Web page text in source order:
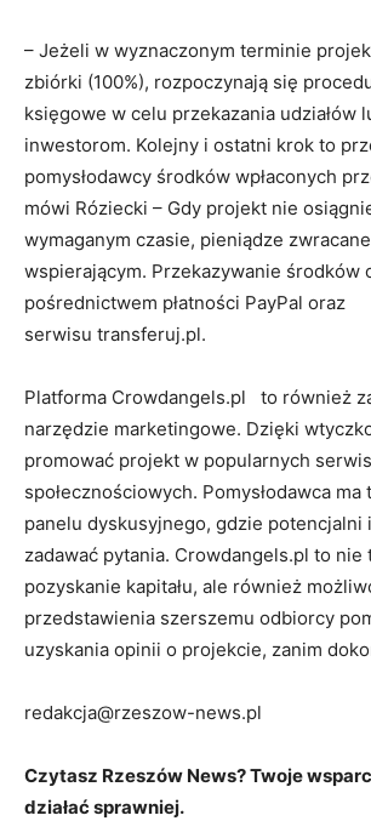
– Jeżeli w wyznaczonym terminie
zbiórki (100%), rozpoczynają się
księgowe w celu przekazania udziałów
inwestorom. Kolejny i ostatni krok to
pomysłodawcy środków wpłaconych
mówi Róziecki – Gdy projekt nie
wymaganym czasie, pieniądze
wspierającym. Przekazywanie środków
pośrednictwem płatności PayPal oraz
serwisu transferuj.pl.
Platforma Crowdangels.pl to również
narzędzie marketingowe. Dzięki
promować projekt w popularnych
społecznościowych. Pomysłodawca
panelu dyskusyjnego, gdzie potencjalni
zadawać pytania. Crowdangels.pl to nie
pozyskanie kapitału, ale również
przedstawienia szerszemu odbiorcy
uzyskania opinii o projekcie, zanim
redakcja@rzeszow-news.pl
Czytasz Rzeszów News? Twoje
działać sprawniej.